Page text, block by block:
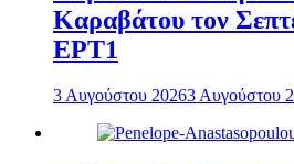
Καραβάτου τον
ΕΡΤ1
3 Αυγούστου 20263 Αυγούστου